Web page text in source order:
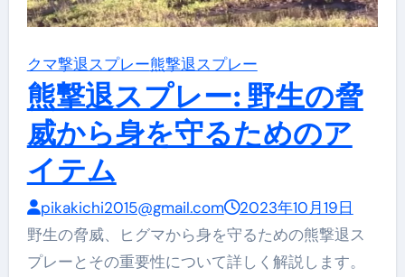
クマ撃退スプレー熊撃退スプレー
熊撃退スプレー: 野生の脅
威から身を守るためのア
イテム
pikakichi2015@gmail.com
2023年10月19日
野生の脅威、ヒグマから身を守るための熊撃退ス
プレーとその重要性について詳しく解説します。